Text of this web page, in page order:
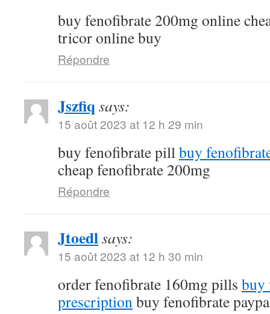
buy fenofibrate 200mg online
tricor online buy
Répondre
Jszfiq says:
15 août 2023 at 12 h 29 min
buy fenofibrate pillbuy
cheap fenofibrate 200mg
Répondre
Jtoedlsays:
15 août 2023 at 12 h 30 min
order fenofibrate 160mg pills buy
prescriptionbuy fenofibrate